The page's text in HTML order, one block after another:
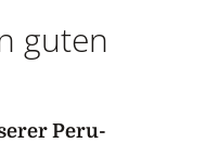
guten
Peru-